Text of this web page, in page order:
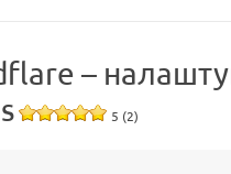
–
5 (2)